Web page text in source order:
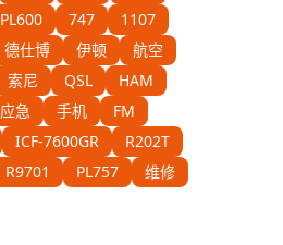
PL600 747
1107
德仕博 伊顿
航空
索尼 QSL
HAM
应急 手机
FM
ICF-7600GR
R202T
R9701 PL757 维修